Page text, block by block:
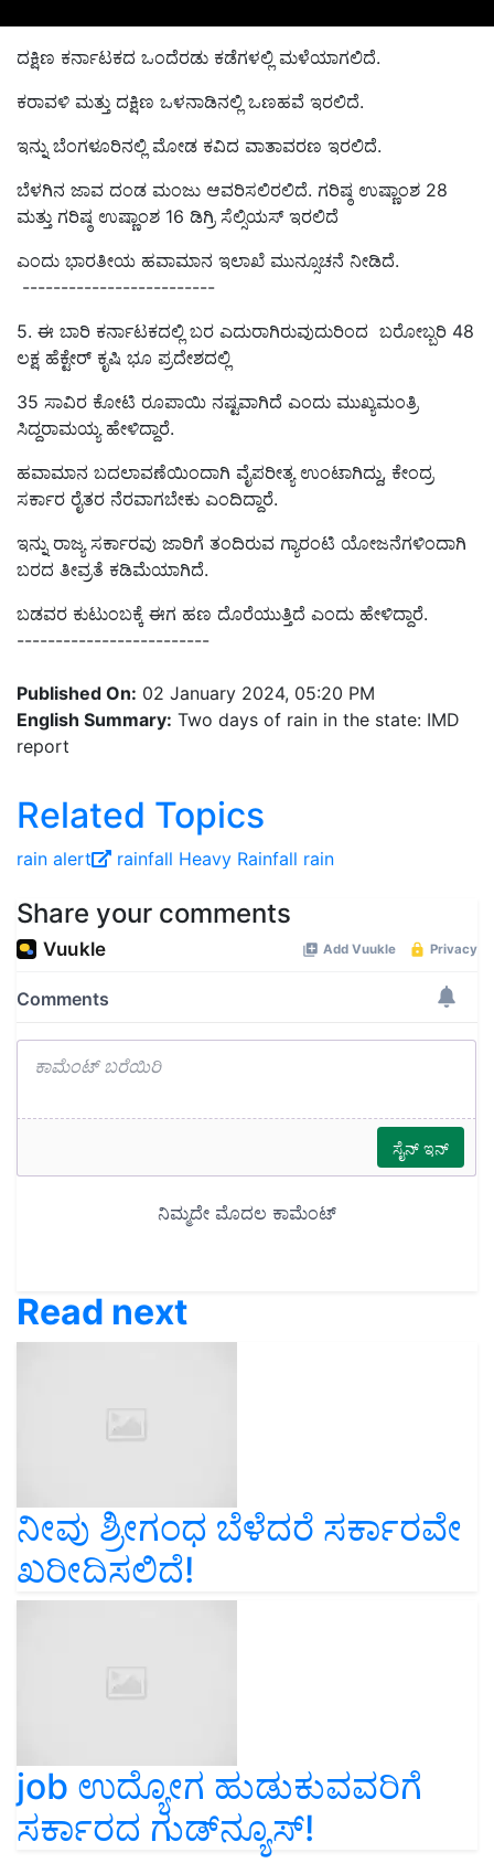
ದಕ್ಷಿಣ ಕರ್ನಾಟಕದ ಒಂದೆರಡು ಕಡೆಗಳಲ್ಲಿ ಮಳೆಯಾಗಲಿದೆ.
ಕರಾವಳಿ ಮತ್ತು ದಕ್ಷಿಣ ಒಳನಾಡಿನಲ್ಲಿ ಒಣಹವೆ ಇರಲಿದೆ.
ಇನ್ನು ಬೆಂಗಳೂರಿನಲ್ಲಿ ಮೋಡ ಕವಿದ ವಾತಾವರಣ ಇರಲಿದೆ.
ಬೆಳಗಿನ ಜಾವ ದಂಡ ಮಂಜು ಆವರಿಸಲಿರಲಿದೆ. ಗರಿಷ್ಠ ಉಷ್ಣಾಂಶ 28
ಮತ್ತು ಗರಿಷ್ಠ ಉಷ್ಣಾಂಶ 16 ಡಿಗ್ರಿ ಸೆಲ್ಸಿಯಸ್‌ ಇರಲಿದೆ
ಎಂದು ಭಾರತೀಯ ಹವಾಮಾನ ಇಲಾಖೆ ಮುನ್ಸೂಚನೆ ನೀಡಿದೆ.
-------------------------
5. ಈ ಬಾರಿ ಕರ್ನಾಟಕದಲ್ಲಿ ಬರ ಎದುರಾಗಿರುವುದುರಿಂದ ಬರೋಬ್ಬರಿ 48
ಲಕ್ಷ ಹೆಕ್ಟೇರ್ ಕೃಷಿ ಭೂ ಪ್ರದೇಶದಲ್ಲಿ
35 ಸಾವಿರ ಕೋಟಿ ರೂಪಾಯಿ ನಷ್ಟವಾಗಿದೆ ಎಂದು ಮುಖ್ಯಮಂತ್ರಿ
ಸಿದ್ದರಾಮಯ್ಯ ಹೇಳಿದ್ದಾರೆ.
ಹವಾಮಾನ ಬದಲಾವಣೆಯಿಂದಾಗಿ ವೈಪರೀತ್ಯ ಉಂಟಾಗಿದ್ದು, ಕೇಂದ್ರ
ಸರ್ಕಾರ ರೈತರ ನೆರವಾಗಬೇಕು ಎಂದಿದ್ದಾರೆ.
ಇನ್ನು ರಾಜ್ಯ ಸರ್ಕಾರವು ಜಾರಿಗೆ ತಂದಿರುವ ಗ್ಯಾರಂಟಿ ಯೋಜನೆಗಳಿಂದಾಗಿ
ಬರದ ತೀವ್ರತೆ ಕಡಿಮೆಯಾಗಿದೆ.
ಬಡವರ ಕುಟುಂಬಕ್ಕೆ ಈಗ ಹಣ ದೊರೆಯುತ್ತಿದೆ ಎಂದು ಹೇಳಿದ್ದಾರೆ.
-------------------------
Published On: 02 January 2024, 05:20 PM
English Summary: Two days of rain in the state: IMD
report
Related Topics
rain alert rainfall Heavy Rainfall rain
Share your comments
Read next
ನೀವು ಶ್ರೀಗಂಧ ಬೆಳೆದರೆ ಸರ್ಕಾರವೇ
ಖರೀದಿಸಲಿದೆ!
job ಉದ್ಯೋಗ ಹುಡುಕುವವರಿಗೆ
ಸರ್ಕಾರದ ಗುಡ್‌ನ್ಯೂಸ್‌!